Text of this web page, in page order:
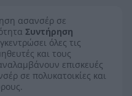
ασανσέρ σε
Συντήρηση
όλες τις
και τους
επισκευές
σε πολυκατοικίες και